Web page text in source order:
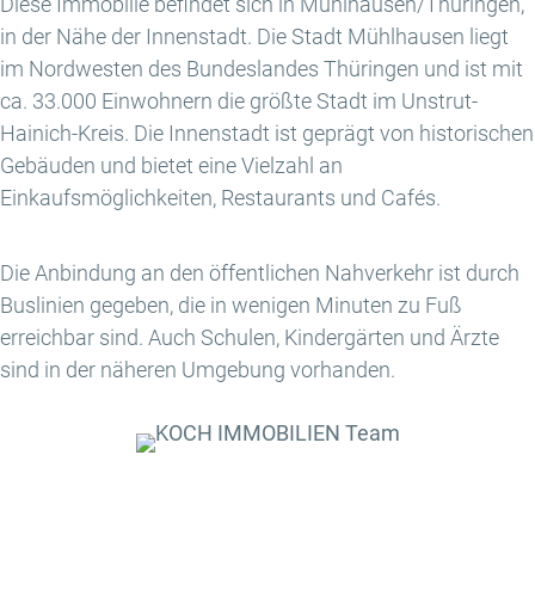
in der Nähe der Innenstadt. Die Stadt Mühlhausen liegt
im Nordwesten des Bundeslandes Thüringen und ist mit
ca. 33.000 Einwohnern die größte Stadt im Unstrut-
Hainich-Kreis. Die Innenstadt ist geprägt von historischen
Gebäuden und bietet eine Vielzahl an
Einkaufsmöglichkeiten, Restaurants und Cafés.
Die Anbindung an den öffentlichen Nahverkehr ist durch
Buslinien gegeben, die in wenigen Minuten zu Fuß
erreichbar sind. Auch Schulen, Kindergärten und Ärzte
sind in der näheren Umgebung vorhanden.